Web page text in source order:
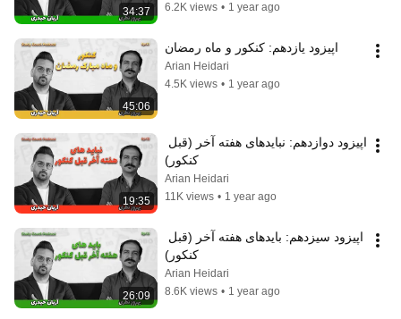
34:37
6.2K views • 1 year ago
45:06
اپیزود یازدهم: کنکور و ماه رمضان
Arian Heidari
4.5K views • 1 year ago
19:35
کنکور)
Arian Heidari
11K views • 1 year ago
26:09
کنکور)
Arian Heidari
8.6K views • 1 year ago